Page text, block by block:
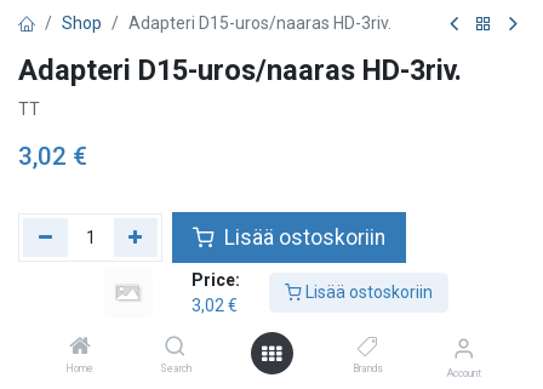
Price:
3,02 €
Lisää ostoskoriin
Home Search Brands Account
Shop Adapteri D15-uros/naaras HD-3riv.
Adapteri D15-uros/naaras HD-3riv.
TT
3,02 €
Lisää ostoskoriin
Lisää toivelistalle